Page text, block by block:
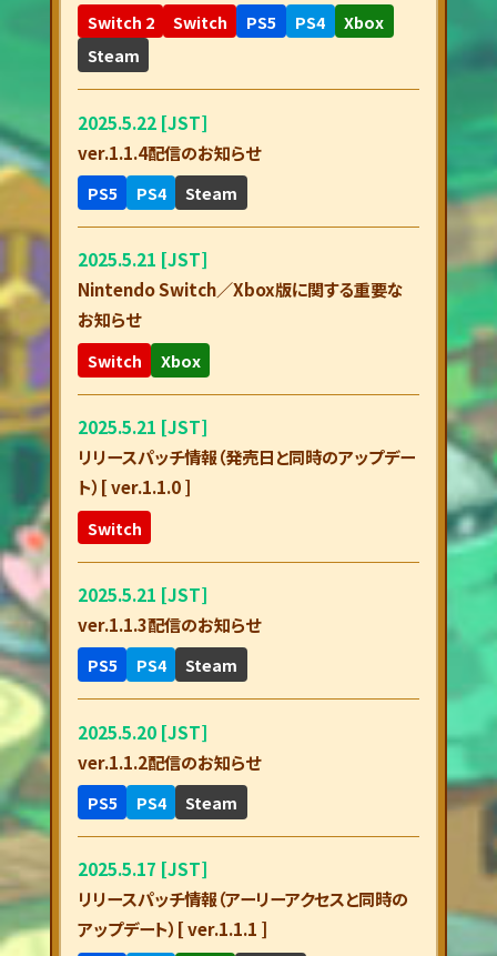
Switch 2 Switch PS5 PS4
Xbox
Steam
2025.5.22 [JST]
ver.1.1.4配信のお知らせ
PS5 PS4 Steam
2025.5.21 [JST]
Nintendo Switch／Xbox版に関する重要な
お知らせ
Switch Xbox
2025.5.21 [JST]
リリースパッチ情報（発売日と同時のアップデー
ト）[ ver.1.1.0 ]
Switch
2025.5.21 [JST]
ver.1.1.3配信のお知らせ
PS5 PS4 Steam
2025.5.20 [JST]
ver.1.1.2配信のお知らせ
PS5 PS4 Steam
2025.5.17 [JST]
リリースパッチ情報（アーリーアクセスと同時の
アップデート）[ ver.1.1.1 ]